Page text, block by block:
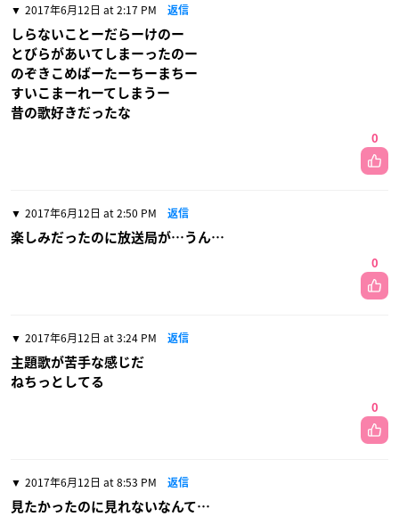
2017年6月12日 at 2:17 PM 返信
しらないことーだらーけのー
とびらがあいてしまーったのー
のぞきこめばーたーちーまちー
すいこまーれーてしまうー
昔の歌好きだったな
0
2017年6月12日 at 2:50 PM 返信
楽しみだったのに放送局が…うん…
0
2017年6月12日 at 3:24 PM 返信
主題歌が苦手な感じだ
ねちっとしてる
0
2017年6月12日 at 8:53 PM 返信
見たかったのに見れないなんて…